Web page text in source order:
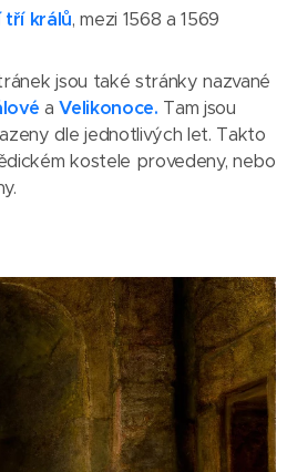
tří králů, mezi 1568 a 1569
jsou také stránky nazvané
aVelikonoce. Tam jsou
dle jednotlivých let. Takto
kostele provedeny, nebo